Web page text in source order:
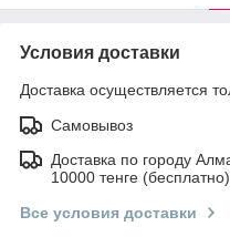
Условия доставки
Доставка осуществляется
Самовывоз
Доставка по городу
10000 тенге (бесплатно)
Все условия доставки